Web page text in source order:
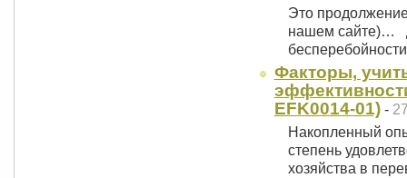
Это
нашем сайте)…
Факторы,
EFK0014-01)-
Накопленный
степень
хозяйства в